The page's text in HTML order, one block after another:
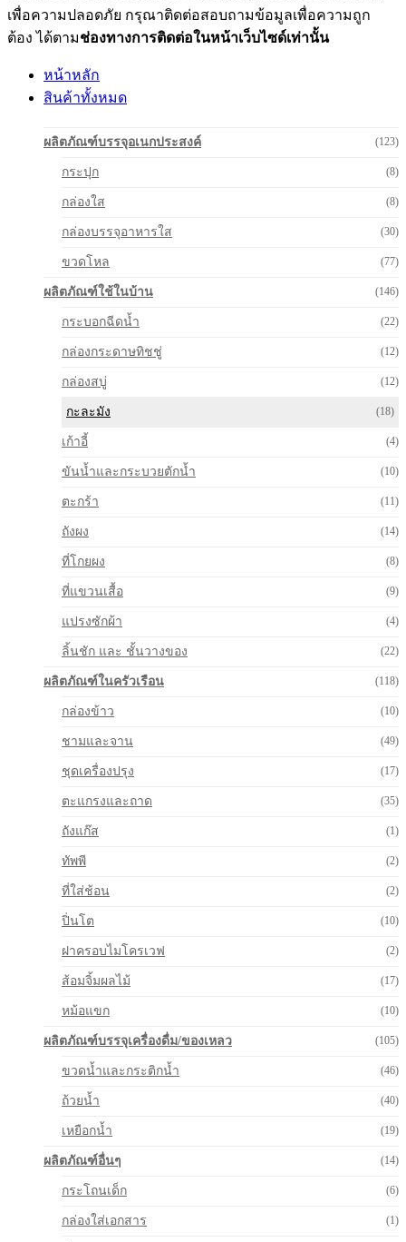
เพื่อความปลอดภัย กรุณาติดต่อสอบถามข้อมูลเพื่อความถูก
ต้อง ได้ตามช่องทางการติดต่อในหน้าเว็บไซด์เท่านั้น
หน้าหลัก
สินค้าทั้งหมด
ผลิตภัณฑ์บรรจุอเนกประสงค์ (123)
กระปุก (8)
กล่องใส (8)
กล่องบรรจุอาหารใส (30)
ขวดโหล (77)
ผลิตภัณฑ์ใช้ในบ้าน (146)
กระบอกฉีดน้ำ (22)
กล่องกระดาษทิชชู่ (12)
กล่องสบู่ (12)
กะละมัง (18)
เก้าอี้ (4)
ขันน้ำและกระบวยตักน้ำ (10)
ตะกร้า (11)
ถังผง (14)
ที่โกยผง (8)
ที่แขวนเสื้อ (9)
แปรงซักผ้า (4)
ลิ้นชัก และ ชั้นวางของ (22)
ผลิตภัณฑ์ในครัวเรือน (118)
กล่องข้าว (10)
ชามและจาน (49)
ชุดเครื่องปรุง (17)
ตะแกรงและถาด (35)
ถังแก๊ส (1)
ทัพพี (2)
ที่ใส่ช้อน (2)
ปิ่นโต (10)
ฝาครอบไมโครเวฟ (2)
ส้อมจิ้มผลไม้ (17)
หม้อแขก (10)
ผลิตภัณฑ์บรรจุเครื่องดื่ม/ของเหลว (105)
ขวดน้ำและกระติกน้ำ (46)
ถ้วยน้ำ (40)
เหยือกน้ำ (19)
ผลิตภัณฑ์อื่นๆ (14)
กระโถนเด็ก (6)
กล่องใส่เอกสาร (1)